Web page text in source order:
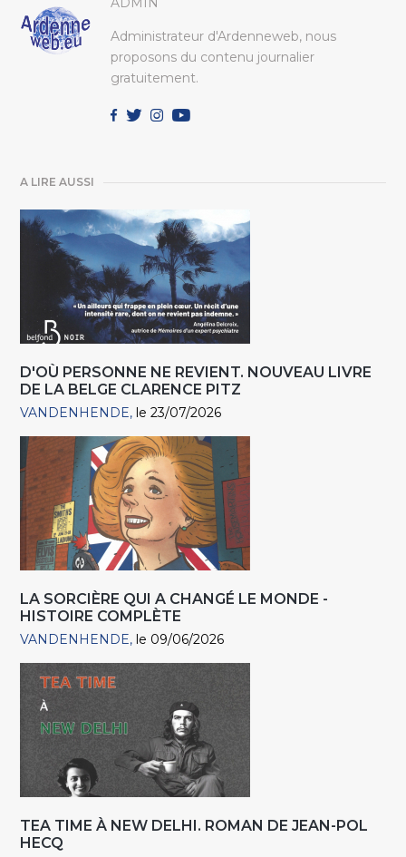
Administrateur d'Ardenneweb, nous
proposons du contenu journalier
gratuitement.
A LIRE AUSSI
D'OÙ PERSONNE NE REVIENT. NOUVEAU LIVRE
DE LA BELGE CLARENCE PITZ
VANDENHENDE le 23/07/2026
LA SORCIÈRE QUI A CHANGÉ LE MONDE -
HISTOIRE COMPLÈTE
VANDENHENDE le 09/06/2026
TEA TIME À NEW DELHI. ROMAN DE JEAN-POL
HECQ